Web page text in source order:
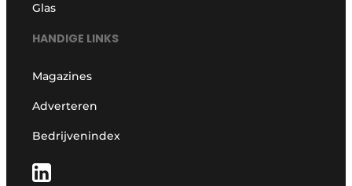
Glas
HANDIGE LINKS
Magazines
Adverteren
Bedrijvenindex